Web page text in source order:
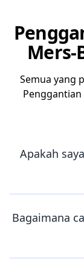
Mers-
Semua yang
Penggantian
Apakah
Bagaimana